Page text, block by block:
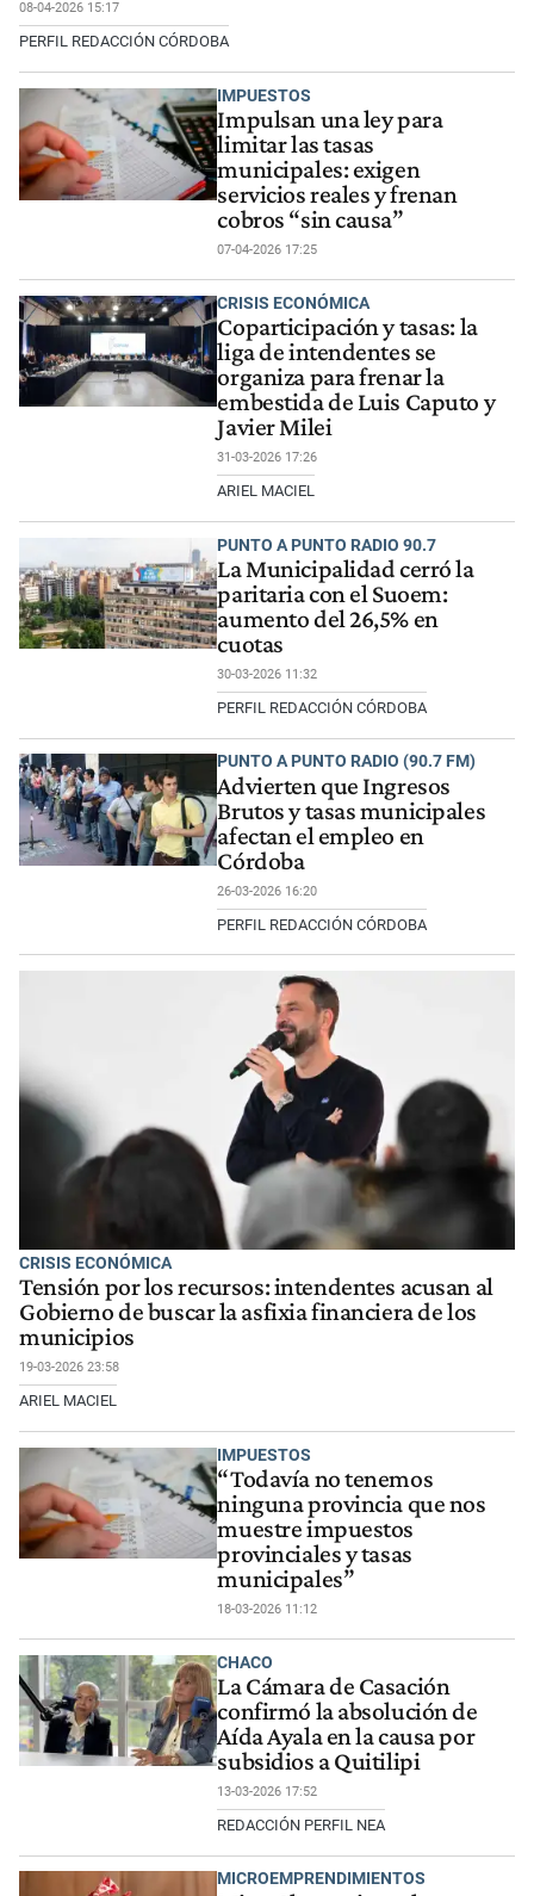
08-04-2026 15:17
PERFIL REDACCIÓN CÓRDOBA
IMPUESTOS
Impulsan una ley para
limitar las tasas
municipales: exigen
servicios reales y frenan
cobros “sin causa”
07-04-2026 17:25
CRISIS ECONÓMICA
Coparticipación y tasas: la
liga de intendentes se
organiza para frenar la
embestida de Luis Caputo y
Javier Milei
31-03-2026 17:26
ARIEL MACIEL
PUNTO A PUNTO RADIO 90.7
La Municipalidad cerró la
paritaria con el Suoem:
aumento del 26,5% en
cuotas
30-03-2026 11:32
PERFIL REDACCIÓN CÓRDOBA
PUNTO A PUNTO RADIO (90.7 FM)
Advierten que Ingresos
Brutos y tasas municipales
afectan el empleo en
Córdoba
26-03-2026 16:20
PERFIL REDACCIÓN CÓRDOBA
CRISIS ECONÓMICA
Tensión por los recursos: intendentes acusan al
Gobierno de buscar la asfixia financiera de los
municipios
19-03-2026 23:58
ARIEL MACIEL
IMPUESTOS
“Todavía no tenemos
ninguna provincia que nos
muestre impuestos
provinciales y tasas
municipales”
18-03-2026 11:12
CHACO
La Cámara de Casación
confirmó la absolución de
Aída Ayala en la causa por
subsidios a Quitilipi
13-03-2026 17:52
REDACCIÓN PERFIL NEA
MICROEMPRENDIMIENTOS